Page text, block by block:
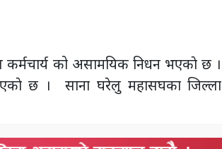
को असामयिक निधन भएकाे छ ।
छ । साना घरेलु महासघका जिल्ला